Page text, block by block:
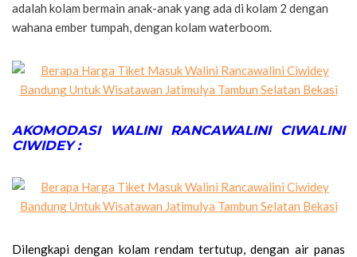
adalah kolam bermain anak-anak yang ada di kolam 2 dengan
wahana ember tumpah, dengan kolam waterboom.
AKOMODASI WALINI RANCAWALINI CIWALINI
CIWIDEY :
Dilengkapi dengan kolam rendam tertutup, dengan air panas